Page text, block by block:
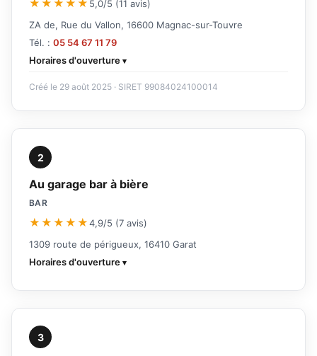
★★★★★ 5,0/5 (11 avis)
ZA de, Rue du Vallon, 16600 Magnac-sur-Touvre
Tél. : 05 54 67 11 79
Horaires d'ouverture
Créé le 29 août 2025 · SIRET 99084024100014
2
Au garage bar à bière
BAR
★★★★★4,9/5 (7 avis)
1309 route de périgueux, 16410 Garat
Horaires d'ouverture
3